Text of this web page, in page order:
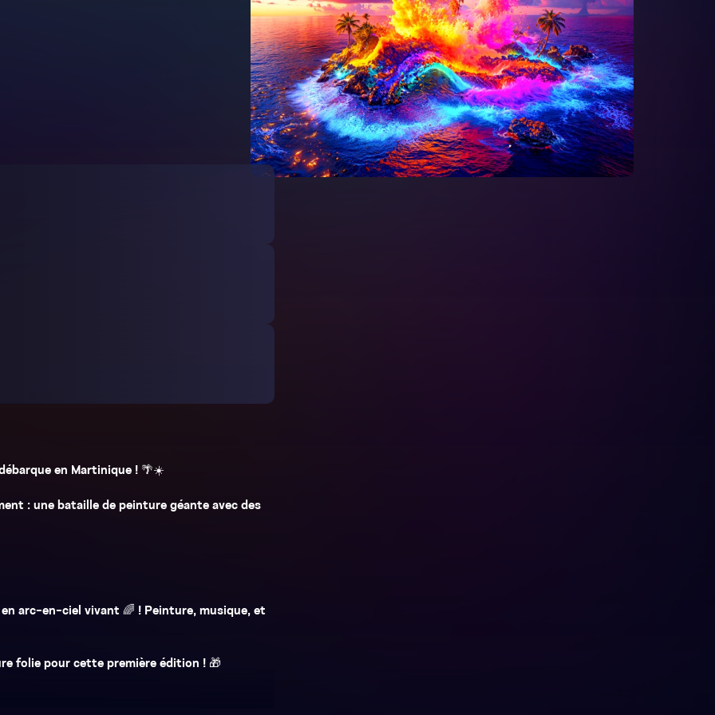
en Martinique ! 🌴☀️
: une bataille de peinture géante avec des
arc-en-ciel vivant 🌈 ! Peinture, musique, et
folie pour cette première édition ! 🎁